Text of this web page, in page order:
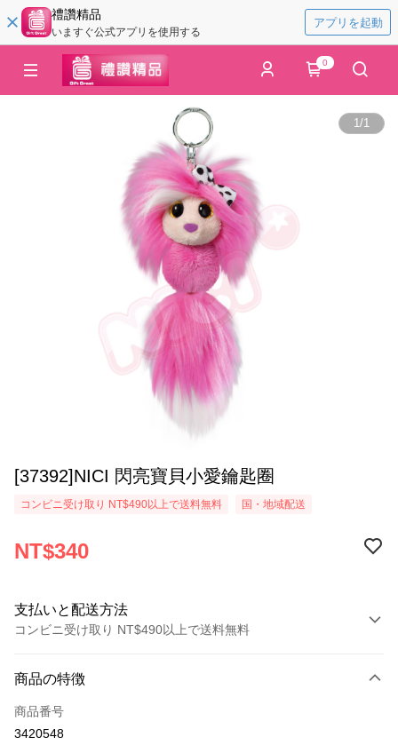
禮讚精品
いますぐ公式アプリを使用する
アプリを起動
0
1/1
[37392]NICI 閃亮寶貝小愛鑰匙圈
コンビニ受け取り NT$490以上で送料無料 国・地域配送
NT$340
支払いと配送方法
コンビニ受け取り NT$490以上で送料無料
クレジットカード1回払い
コンビニ店頭代金引換
商品の特徴
商品番号
3420548